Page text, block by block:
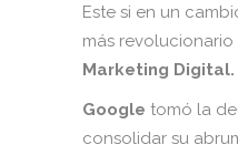
Este si en un
más
Marketing Digital.
Google tomó la
consolidar su